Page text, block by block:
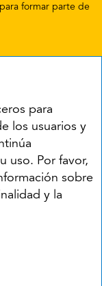
para
los usuarios y
uso. Por favor,
sobre
y la
formar parte de